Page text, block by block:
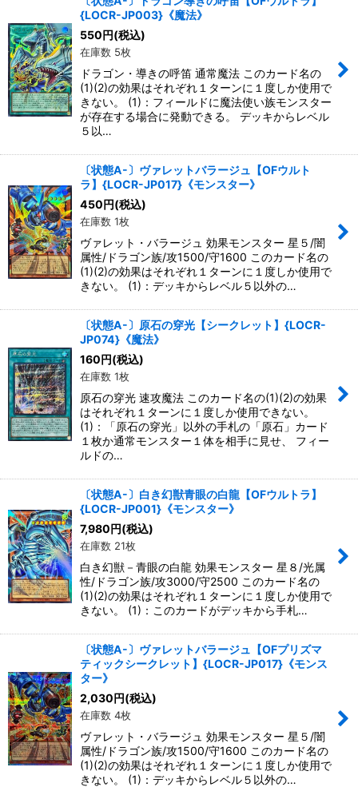
{LOCR-JP003}《魔法》
550円(税込)
在庫数 5枚
ドラゴン・導きの呼笛 通常魔法 このカード名の
(1)(2)の効果はそれぞれ１ターンに１度しか使用で
きない。 (1)：フィールドに魔法使い族モンスター
が存在する場合に発動できる。 デッキからレベル
５以…
〔状態A-〕ヴァレットバラージュ【OFウルト
ラ】{LOCR-JP017}《モンスター》
450円(税込)
在庫数 1枚
ヴァレット・バラージュ 効果モンスター 星５/闇
属性/ドラゴン族/攻1500/守1600 このカード名の
(1)(2)の効果はそれぞれ１ターンに１度しか使用で
きない。 (1)：デッキからレベル５以外の…
〔状態A-〕原石の穿光【シークレット】{LOCR-
JP074}《魔法》
160円(税込)
在庫数 1枚
原石の穿光 速攻魔法 このカード名の(1)(2)の効果
はそれぞれ１ターンに１度しか使用できない。
(1)：「原石の穿光」以外の手札の「原石」カード
１枚か通常モンスター１体を相手に見せ、 フィー
ルドの…
〔状態A-〕白き幻獣青眼の白龍【OFウルトラ】
{LOCR-JP001}《モンスター》
7,980円(税込)
在庫数 21枚
白き幻獣－青眼の白龍 効果モンスター 星８/光属
性/ドラゴン族/攻3000/守2500 このカード名の
(1)(2)の効果はそれぞれ１ターンに１度しか使用で
きない。 (1)：このカードがデッキから手札…
〔状態A-〕ヴァレットバラージュ【OFプリズマ
ティックシークレット】{LOCR-JP017}《モンス
ター》
2,030円(税込)
在庫数 4枚
ヴァレット・バラージュ 効果モンスター 星５/闇
属性/ドラゴン族/攻1500/守1600 このカード名の
(1)(2)の効果はそれぞれ１ターンに１度しか使用で
きない。 (1)：デッキからレベル５以外の…